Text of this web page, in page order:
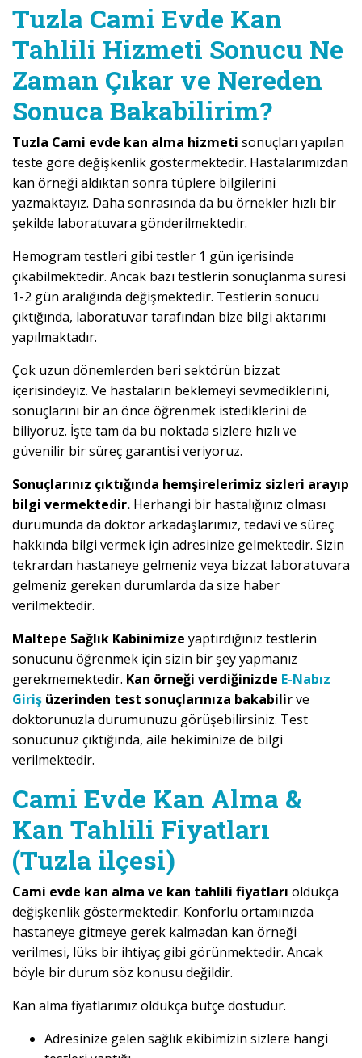
Tuzla Cami Evde Kan
Tahlili Hizmeti Sonucu Ne
Zaman Çıkar ve Nereden
Sonuca Bakabilirim?
Tuzla Cami evde kan alma hizmeti sonuçları yapılan
teste göre değişkenlik göstermektedir. Hastalarımızdan
kan örneği aldıktan sonra tüplere bilgilerini
yazmaktayız. Daha sonrasında da bu örnekler hızlı bir
şekilde laboratuvara gönderilmektedir.
Hemogram testleri gibi testler 1 gün içerisinde
çıkabilmektedir. Ancak bazı testlerin sonuçlanma süresi
1-2 gün aralığında değişmektedir. Testlerin sonucu
çıktığında, laboratuvar tarafından bize bilgi aktarımı
yapılmaktadır.
Çok uzun dönemlerden beri sektörün bizzat
içerisindeyiz. Ve hastaların beklemeyi sevmediklerini,
sonuçlarını bir an önce öğrenmek istediklerini de
biliyoruz. İşte tam da bu noktada sizlere hızlı ve
güvenilir bir süreç garantisi veriyoruz.
Sonuçlarınız çıktığında hemşirelerimiz sizleri arayıp
bilgi vermektedir. Herhangi bir hastalığınız olması
durumunda da doktor arkadaşlarımız, tedavi ve süreç
hakkında bilgi vermek için adresinize gelmektedir. Sizin
tekrardan hastaneye gelmeniz veya bizzat laboratuvara
gelmeniz gereken durumlarda da size haber
verilmektedir.
Maltepe Sağlık Kabinimize yaptırdığınız testlerin
sonucunu öğrenmek için sizin bir şey yapmanız
gerekmemektedir. Kan örneği verdiğinizde E-Nabız
Giriş üzerinden test sonuçlarınıza bakabilirve
doktorunuzla durumunuzu görüşebilirsiniz. Test
sonucunuz çıktığında, aile hekiminize de bilgi
verilmektedir.
Cami Evde Kan Alma &
Kan Tahlili Fiyatları
(Tuzla ilçesi)
Cami evde kan alma ve kan tahlili fiyatları oldukça
değişkenlik göstermektedir. Konforlu ortamınızda
hastaneye gitmeye gerek kalmadan kan örneği
verilmesi, lüks bir ihtiyaç gibi görünmektedir. Ancak
böyle bir durum söz konusu değildir.
Kan alma fiyatlarımız oldukça bütçe dostudur.
Adresinize gelen sağlık ekibimizin sizlere hangi